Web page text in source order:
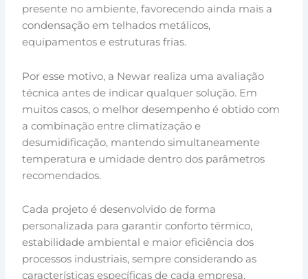
presente no ambiente, favorecendo ainda mais a
condensação em telhados metálicos,
equipamentos e estruturas frias.
Por esse motivo, a Newar realiza uma avaliação
técnica antes de indicar qualquer solução. Em
muitos casos, o melhor desempenho é obtido com
a combinação entre climatização e
desumidificação, mantendo simultaneamente
temperatura e umidade dentro dos parâmetros
recomendados.
Cada projeto é desenvolvido de forma
personalizada para garantir conforto térmico,
estabilidade ambiental e maior eficiência dos
processos industriais, sempre considerando as
características específicas de cada empresa.